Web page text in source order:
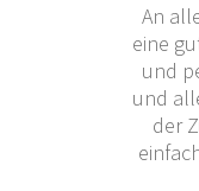
An
eine
und
und
der